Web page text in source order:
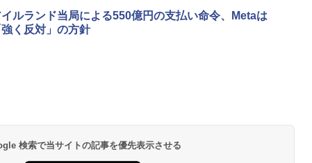
イルランド当局による550億円の支払い命令、Metaは
強く反対」の方針
検索で当サイトの記事を優先表示させる